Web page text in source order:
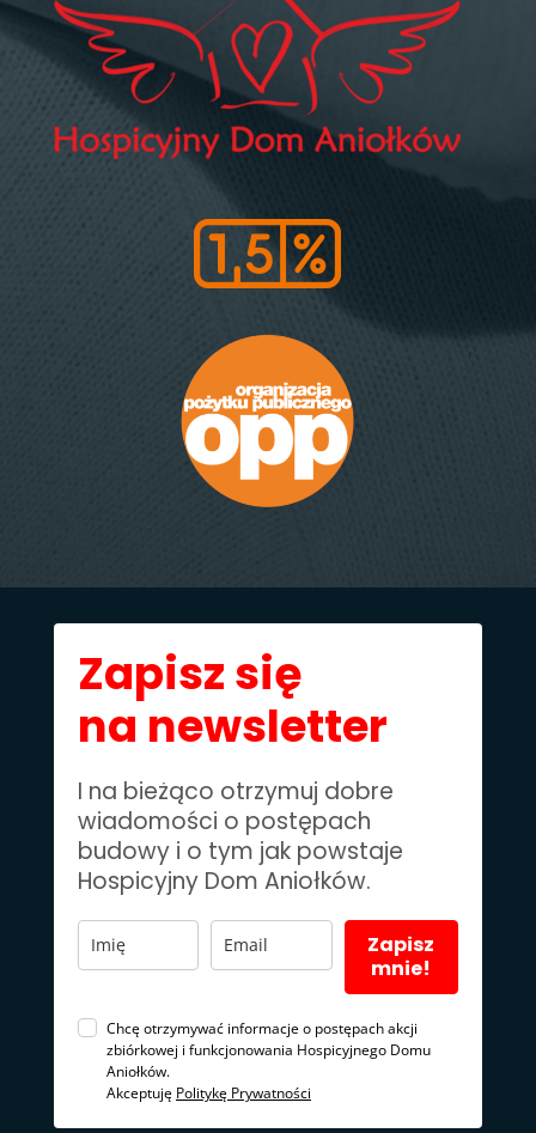
Zapisz się
na newsletter
I na bieżąco otrzymuj dobre
wiadomości o postępach
budowy i o tym jak powstaje
Hospicyjny Dom Aniołków.
Zapisz
mnie!
Chcę otrzymywać informacje o postępach akcji
zbiórkowej i funkcjonowania Hospicyjnego Domu
Aniołków.
Akceptuję Politykę Prywatności